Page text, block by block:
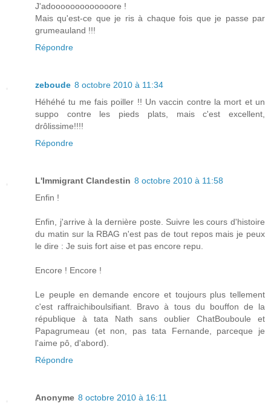
J'adooooooooooooore !
Mais qu'est-ce que je ris à chaque fois que je passe par
grumeauland !!!
Répondre
zeboude 8 octobre 2010 à 11:34
Héhéhé tu me fais poiller !! Un vaccin contre la mort et un
suppo contre les pieds plats, mais c'est excellent,
drôlissime!!!!
Répondre
L'Immigrant Clandestin 8 octobre 2010 à 11:58
Enfin !
Enfin, j'arrive à la dernière poste. Suivre les cours d'histoire
du matin sur la RBAG n'est pas de tout repos mais je peux
le dire : Je suis fort aise et pas encore repu.
Encore ! Encore !
Le peuple en demande encore et toujours plus tellement
c'est raffraichiboulsifiant. Bravo à tous du bouffon de la
république à tata Nath sans oublier ChatBouboule et
Papagrumeau (et non, pas tata Fernande, parceque je
l'aime pô, d'abord).
Répondre
Anonyme 8 octobre 2010 à 16:11